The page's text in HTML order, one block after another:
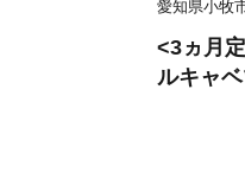
愛知県小牧
<3ヵ月
ルキャベ